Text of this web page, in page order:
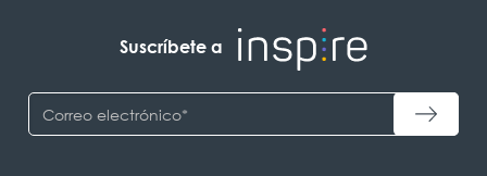
Suscríbete a